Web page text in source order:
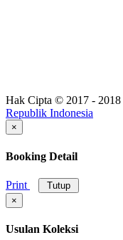
Hak Cipta © 2017 - 2018
Republik Indonesia
×
Booking Detail
Print
Tutup
×
Usulan Koleksi